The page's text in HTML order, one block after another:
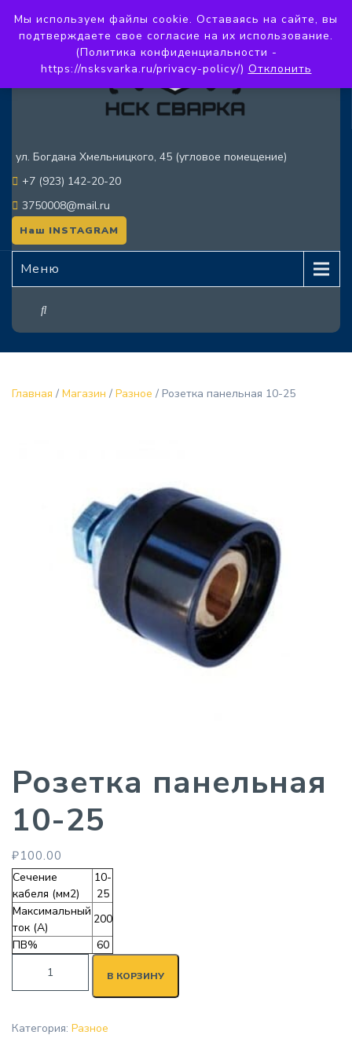
ул. Богдана Хмельницкого, 45 (угловое помещение)
+7 (923) 142-20-20
3750008@mail.ru
Наш INSTAGRAM
Меню
Главная / Магазин / Разное / Розетка панельная 10-25
Розетка панельная
10-25
₽100.00
Сечение
кабеля (мм2)
10-
25
Максимальный
ток (А)
200
ПВ%
60
В КОРЗИНУ
Категория: Разное
Мы используем файлы cookie. Оставаясь на сайте, вы
подтверждаете свое согласие на их использование.
(Политика конфиденциальности -
https://nsksvarka.ru/privacy-policy/) Отклонить